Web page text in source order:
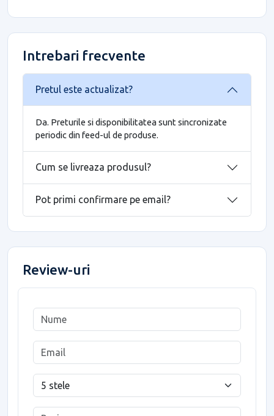
Intrebari frecvente
Pretul este actualizat?
Da. Preturile si disponibilitatea sunt sincronizate
periodic din feed-ul de produse.
Cum se livreaza produsul?
Pot primi confirmare pe email?
Review-uri